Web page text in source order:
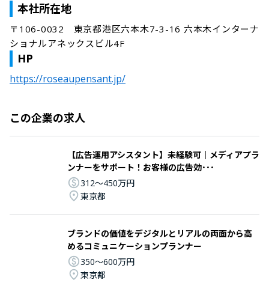
本社所在地
〒106-0032　東京都港区六本木7-3-16 六本木インターナ
ショナルアネックスビル4F
HP
https://roseaupensant.jp/
この企業の求人
【広告運用アシスタント】未経験可｜メディアプラ
ンナーをサポート！お客様の広告効･･･
312〜450万円
東京都
ブランドの価値をデジタルとリアルの両面から高
めるコミュニケーションプランナー
350〜600万円
東京都